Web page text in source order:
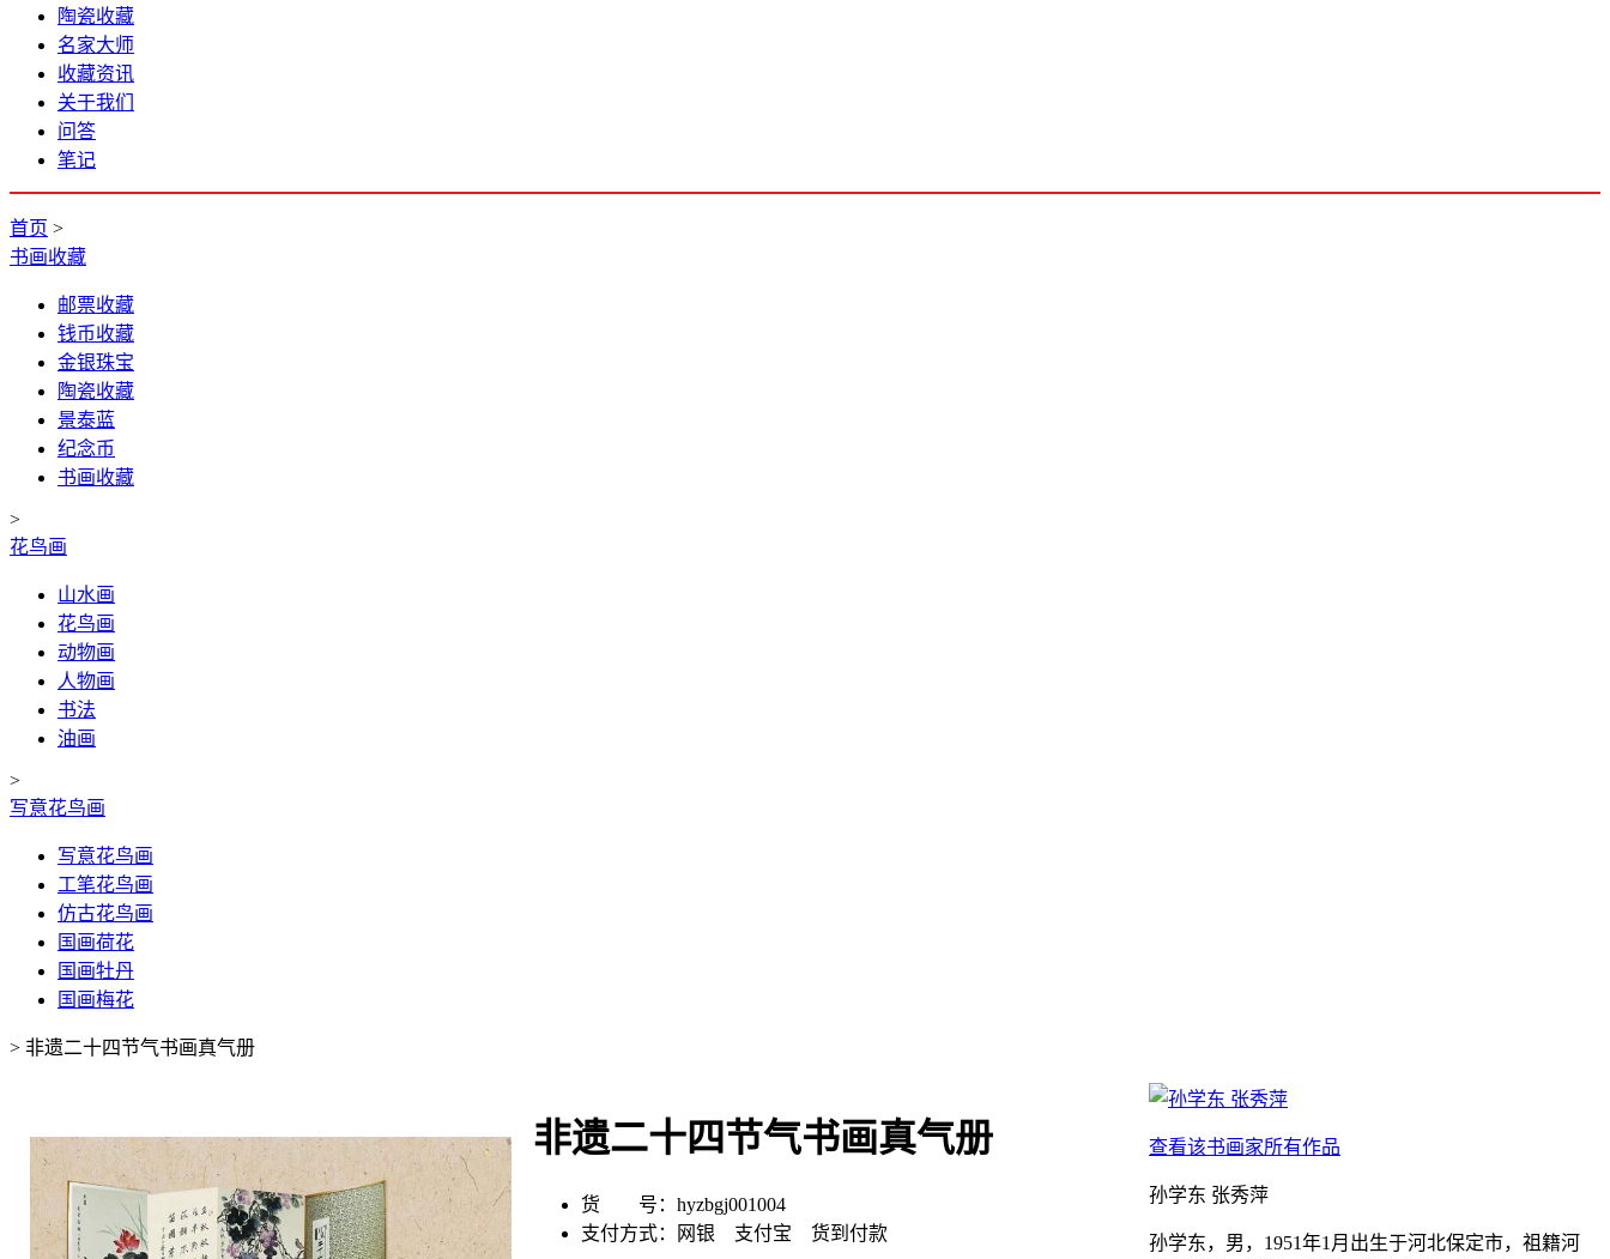
陶瓷收藏
名家大师
收藏资讯
关于我们
问答
笔记
首页 >
书画收藏
邮票收藏
钱币收藏
金银珠宝
陶瓷收藏
景泰蓝
纪念币
书画收藏
>
花鸟画
山水画
花鸟画
动物画
人物画
书法
油画
>
写意花鸟画
写意花鸟画
工笔花鸟画
仿古花鸟画
国画荷花
国画牡丹
国画梅花
> 非遗二十四节气书画真气册
非遗二十四节气书画真气册
货 号： hyzbgj001004
支付方式：
网银 支付宝 货到付款
查看该书画家所有作品
孙学东 张秀萍
孙学东，男，1951年1月出生于河北保定市，祖籍河